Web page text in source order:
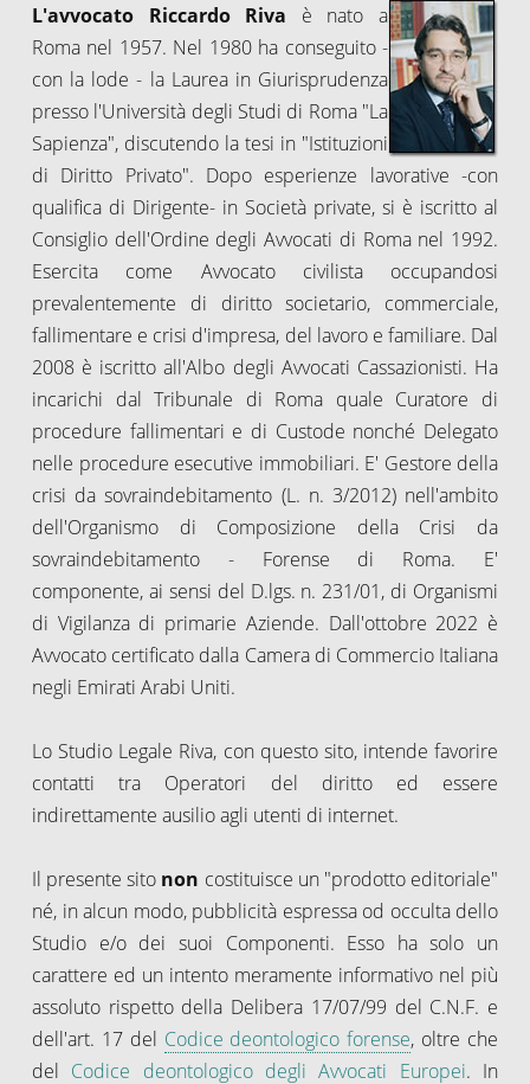
L'avvocato Riccardo Riva è nato a
Roma nel 1957. Nel 1980 ha conseguito -
con la lode - la Laurea in Giurisprudenza
presso l'Università degli Studi di Roma "La
Sapienza", discutendo la tesi in "Istituzioni
di Diritto Privato". Dopo esperienze lavorative -con
qualifica di Dirigente- in Società private, si è iscritto al
Consiglio dell'Ordine degli Avvocati di Roma nel 1992.
Esercita come Avvocato civilista occupandosi
prevalentemente di diritto societario, commerciale,
fallimentare e crisi d'impresa, del lavoro e familiare. Dal
2008 è iscritto all'Albo degli Avvocati Cassazionisti. Ha
incarichi dal Tribunale di Roma quale Curatore di
procedure fallimentari e di Custode nonché Delegato
nelle procedure esecutive immobiliari. E' Gestore della
crisi da sovraindebitamento (L. n. 3/2012) nell'ambito
dell'Organismo di Composizione della Crisi da
sovraindebitamento - Forense di Roma. E'
componente, ai sensi del D.lgs. n. 231/01, di Organismi
di Vigilanza di primarie Aziende. Dall'ottobre 2022 è
Avvocato certificato dalla Camera di Commercio Italiana
negli Emirati Arabi Uniti.
Lo Studio Legale Riva, con questo sito, intende favorire
contatti tra Operatori del diritto ed essere
indirettamente ausilio agli utenti di internet.
Il presente sito non costituisce un "prodotto editoriale"
né, in alcun modo, pubblicità espressa od occulta dello
Studio e/o dei suoi Componenti. Esso ha solo un
carattere ed un intento meramente informativo nel più
assoluto rispetto della Delibera 17/07/99 del C.N.F. e
dell'art. 17 del Codice deontologico forense, oltre che
del Codice deontologico degli Avvocati Europei. In